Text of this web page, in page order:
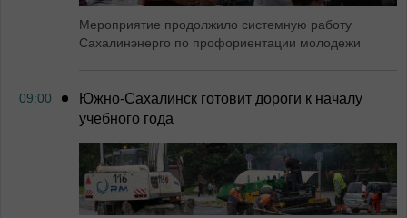
Мероприятие продолжило системную работу
Сахалинэнерго по профориентации молодежи
09:00
Южно-Сахалинск готовит дороги к началу
учебного года